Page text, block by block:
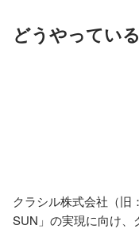
どうやってい
クラシル株式会社（旧
SUN」の実現に向け、